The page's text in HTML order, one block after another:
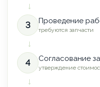
→
3 Проведение
требуются запчасти
→
4 Согласование
утверждение
→